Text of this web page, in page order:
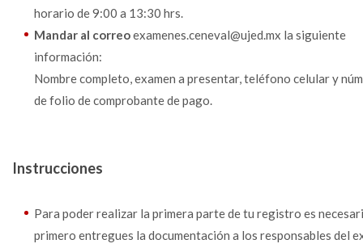
horario de 9:00 a 13:30 hrs.
Mandar al correoexamenes.ceneval@ujed.mx la siguiente
información:
Nombre completo, examen a presentar, teléfono celular y
de folio de comprobante de pago.
Instrucciones
Para poder realizar la primera parte de tu registro es
primero entregues la documentación a los responsables del